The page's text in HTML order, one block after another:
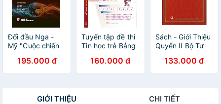
Đối đầu Nga -
Mỹ "Cuộc chiến
195.000 đ
Tuyển tập đề thi
Tin học trẻ Bảng
160.000 đ
Sách - Giới Thiệu
Quyển II Bộ Tư
Mác - NXB Chính
Trị Quốc Gia
133.000 đ
GIỚI THIỆU CHI TIẾT